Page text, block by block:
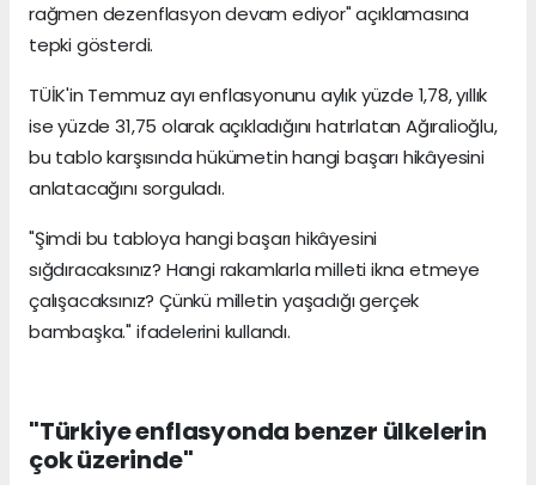
rağmen dezenflasyon devam ediyor" açıklamasına
tepki gösterdi.
TÜİK'in Temmuz ayı enflasyonunu aylık yüzde 1,78, yıllık
ise yüzde 31,75 olarak açıkladığını hatırlatan Ağıralioğlu,
bu tablo karşısında hükümetin hangi başarı hikâyesini
anlatacağını sorguladı.
"Şimdi bu tabloya hangi başarı hikâyesini
sığdıracaksınız? Hangi rakamlarla milleti ikna etmeye
çalışacaksınız? Çünkü milletin yaşadığı gerçek
bambaşka." ifadelerini kullandı.
"Türkiye enflasyonda benzer ülkelerin
çok üzerinde"